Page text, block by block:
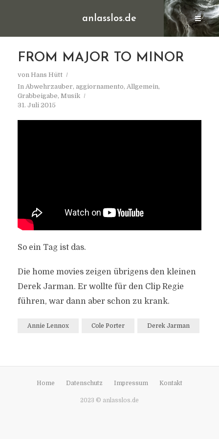
anlasslos.de
FROM MAJOR TO MINOR
von Hans Hütt
In Abwehrzauber, aggiornamento, Allgemein,
Grabbeigabe, Musik
31. Juli 2015
So ein Tag ist das.
Die home movies zeigen übrigens den kleinen
Derek Jarman. Er wollte für den Clip Regie
führen, war dann aber schon zu krank.
Annie Lennox Cole Porter Derek Jarman
Home Datenschutz Impressum Kontakt
2023 © anlasslos.de